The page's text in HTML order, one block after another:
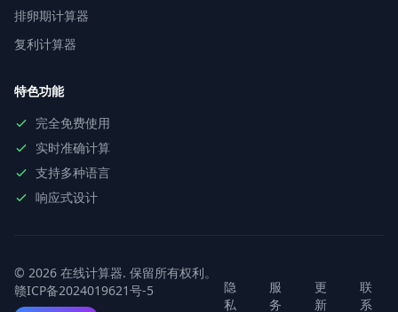
排卵期计算器
复利计算器
特色功能
完全免费使用
实时准确计算
支持多种语言
响应式设计
© 2026 在线计算器. 保留所有权利。
赣ICP备2024019621号-5
隐
私
服
务
更
新
联
系